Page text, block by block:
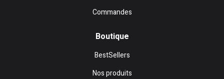
Commandes
Boutique
BestSellers
Nos produits